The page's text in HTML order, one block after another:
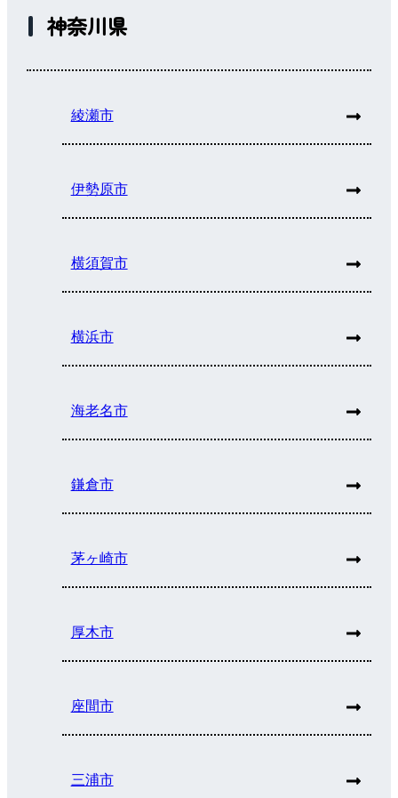
神奈川県
綾瀬市
伊勢原市
横須賀市
横浜市
海老名市
鎌倉市
茅ヶ崎市
厚木市
座間市
三浦市